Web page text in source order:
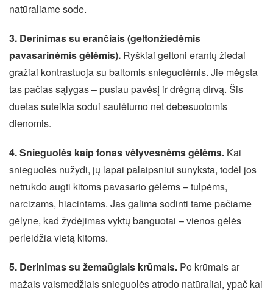
natūraliame sode.
3. Derinimas su erančiais (geltonžiedėmis
pavasarinėmis gėlėmis). Ryškiai geltoni erantų žiedai
gražiai kontrastuoja su baltomis snieguolėmis. Jie mėgsta
tas pačias sąlygas – pusiau pavėsį ir drėgną dirvą. Šis
duetas suteikia sodui saulėtumo net debesuotomis
dienomis.
4. Snieguolės kaip fonas vėlyvesnėms gėlėms. Kai
snieguolės nužydi, jų lapai palaipsniui sunyksta, todėl jos
netrukdo augti kitoms pavasario gėlėms – tulpėms,
narcizams, hiacintams. Jas galima sodinti tame pačiame
gėlyne, kad žydėjimas vyktų banguotai – vienos gėlės
perleidžia vietą kitoms.
5. Derinimas su žemaūgiais krūmais. Po krūmais ar
mažais vaismedžiais snieguolės atrodo natūraliai, ypač kai